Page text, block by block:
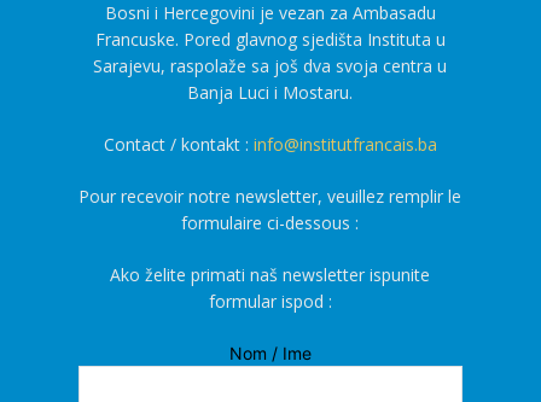
Bosni i Hercegovini je vezan za Ambasadu
Francuske. Pored glavnog sjedišta Instituta u
Sarajevu, raspolaže sa još dva svoja centra u
Banja Luci i Mostaru.
Contact / kontakt : info@institutfrancais.ba
Pour recevoir notre newsletter, veuillez remplir le
formulaire ci-dessous :
Ako želite primati naš newsletter ispunite
formular ispod :
Nom / Ime